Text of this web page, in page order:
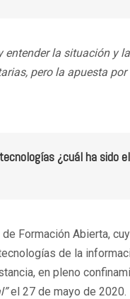
entender la situación y
pero la apuesta por
¿cuál ha sido el
Formación Abierta,
de la
en pleno
el 27 de mayo de 2020.